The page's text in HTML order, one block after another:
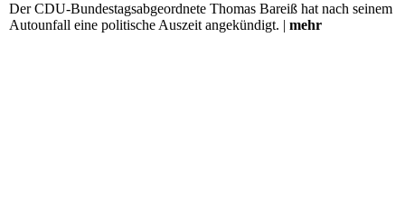
Der CDU-Bundestagsabgeordnete Thomas Bareiß hat nach seinem
Autounfall eine politische Auszeit angekündigt. | mehr